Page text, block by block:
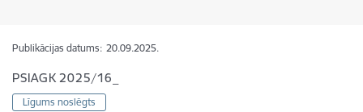
Publikācijas datums: 20.09.2025.
PSIAGK 2025/16_
Līgums noslēgts